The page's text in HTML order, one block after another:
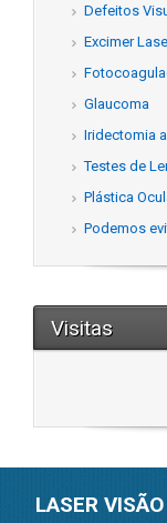
Defeitos
Excimer
Glaucoma
Iridectomia
Testes de
Plástica
Podemos
Visitas
LASER